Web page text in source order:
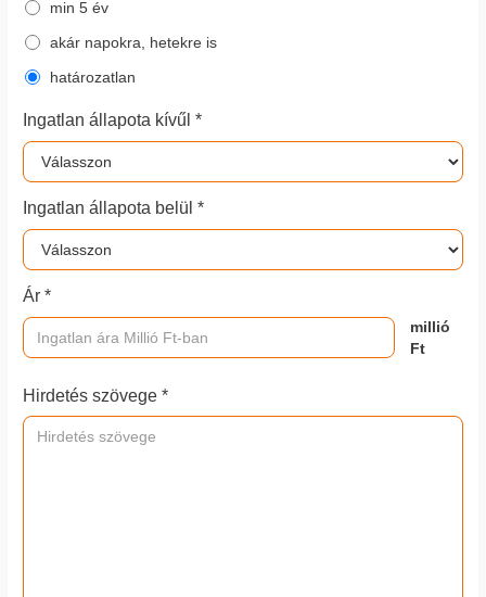
min 5 év
akár napokra, hetekre is
határozatlan
Ingatlan állapota kívűl *
Ingatlan állapota belül *
Ár *
millió
Ft
Hirdetés szövege *